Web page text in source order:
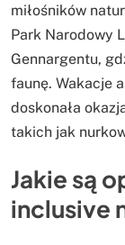
miłośników
Park Narodowy
Gennargentu,
faunę. Wakacje
doskonała
takich jak
Jakie są
inclusive